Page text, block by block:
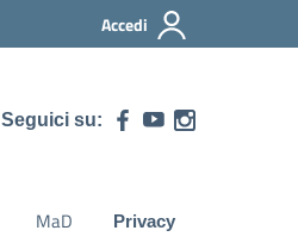
Accedi
Seguici su:
MaD Privacy